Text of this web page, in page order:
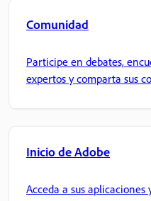
Comunidad
Participe en debates,
expertos y comparta sus
Inicio de Adobe
Acceda a sus